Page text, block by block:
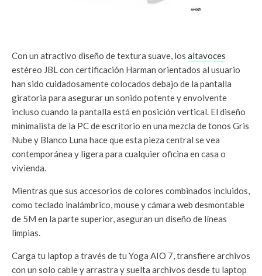
Con un atractivo diseño de textura suave, los altavoces
estéreo JBL con certificación Harman orientados al usuario
han sido cuidadosamente colocados debajo de la pantalla
giratoria para asegurar un sonido potente y envolvente
incluso cuando la pantalla está en posición vertical. El diseño
minimalista de la PC de escritorio en una mezcla de tonos Gris
Nube y Blanco Luna hace que esta pieza central se vea
contemporánea y ligera para cualquier oficina en casa o
vivienda.
Mientras que sus accesorios de colores combinados incluidos,
como teclado inalámbrico, mouse y cámara web desmontable
de 5M en la parte superior, aseguran un diseño de líneas
limpias.
Carga tu laptop a través de tu Yoga AIO 7, transfiere archivos
con un solo cable y arrastra y suelta archivos desde tu laptop